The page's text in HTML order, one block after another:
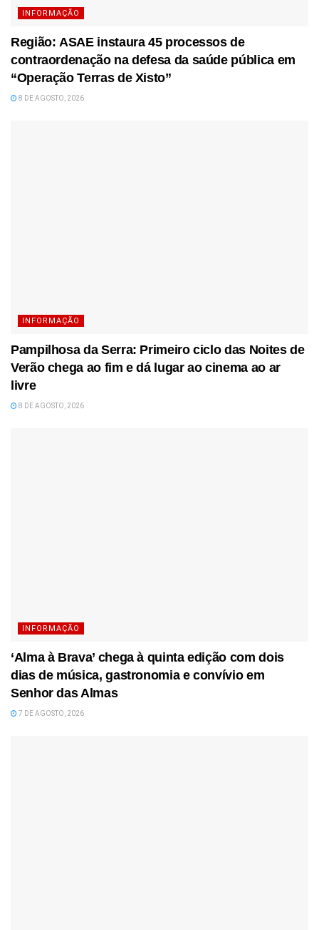
INFORMAÇÃO
Região: ASAE instaura 45 processos de
contraordenação na defesa da saúde pública em
“Operação Terras de Xisto”
8 DE AGOSTO, 2026
INFORMAÇÃO
Pampilhosa da Serra: Primeiro ciclo das Noites de
Verão chega ao fim e dá lugar ao cinema ao ar
livre
8 DE AGOSTO, 2026
INFORMAÇÃO
‘Alma à Brava’ chega à quinta edição com dois
dias de música, gastronomia e convívio em
Senhor das Almas
7 DE AGOSTO, 2026